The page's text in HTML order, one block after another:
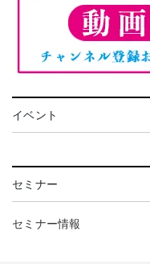
イベント
セミナー
セミナー情報